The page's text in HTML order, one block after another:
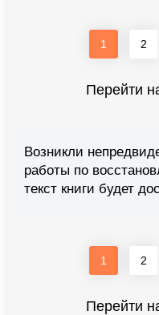
1 2
Перейти
Возникли
работы по
текст книги будет
1 2
Перейти